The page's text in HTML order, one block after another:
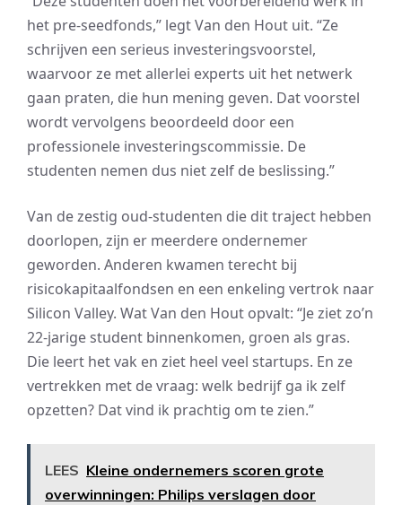
het pre-seedfonds,” legt Van den Hout uit. “Ze
schrijven een serieus investeringsvoorstel,
waarvoor ze met allerlei experts uit het netwerk
gaan praten, die hun mening geven. Dat voorstel
wordt vervolgens beoordeeld door een
professionele investeringscommissie. De
studenten nemen dus niet zelf de beslissing.”
Van de zestig oud-studenten die dit traject hebben
doorlopen, zijn er meerdere ondernemer
geworden. Anderen kwamen terecht bij
risicokapitaalfondsen en een enkeling vertrok naar
Silicon Valley. Wat Van den Hout opvalt: “Je ziet zo’n
22-jarige student binnenkomen, groen als gras.
Die leert het vak en ziet heel veel startups. En ze
vertrekken met de vraag: welk bedrijf ga ik zelf
opzetten? Dat vind ik prachtig om te zien.”
LEES Kleine ondernemers scoren grote
overwinningen: Philips verslagen door